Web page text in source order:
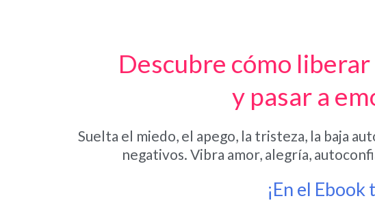
Descubre cómo
y pasar a
Suelta el miedo, el apego, la tristeza, la baja
negativos. Vibra amor, alegría,
¡En el